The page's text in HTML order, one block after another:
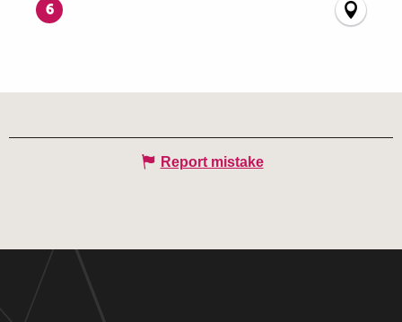
6
Report mistake